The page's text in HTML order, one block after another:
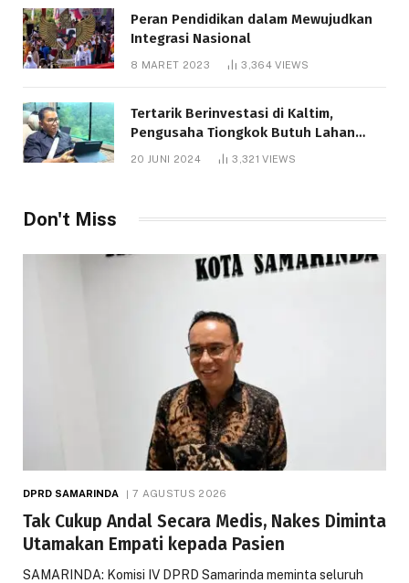
Peran Pendidikan dalam Mewujudkan
Integrasi Nasional
8 MARET 2023 3,364VIEWS
Tertarik Berinvestasi di Kaltim,
Pengusaha Tiongkok Butuh Lahan
1.000 Hektare
20 JUNI 2024 3,321VIEWS
Don't Miss
DPRD SAMARINDA 7 AGUSTUS 2026
Tak Cukup Andal Secara Medis, Nakes Diminta
Utamakan Empati kepada Pasien
SAMARINDA: Komisi IV DPRD Samarinda meminta seluruh